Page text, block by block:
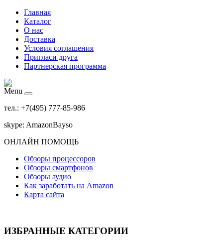
Главная
Каталог
О нас
Доставка
Условия соглашения
Пригласи друга
Партнерская программа
Menu
тел.: +7(495) 777-85-986
skype: AmazonBayso
ОНЛАЙН ПОМОЩЬ
Обзоры процессоров
Обзоры смартфонов
Обзоры аудио
Как заработать на Amazon
Карта сайта
ИЗБРАННЫЕ КАТЕГОРИИ